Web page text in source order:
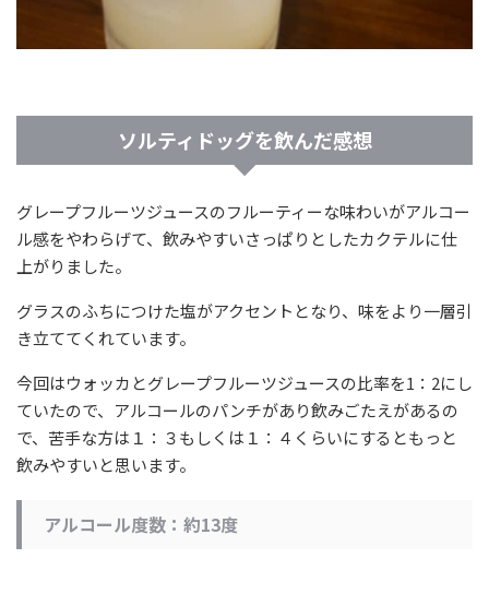
ソルティドッグを飲んだ感想
グレープフルーツジュースのフルーティーな味わいがアルコー
ル感をやわらげて、飲みやすいさっぱりとしたカクテルに仕
上がりました。
グラスのふちにつけた塩がアクセントとなり、味をより一層引
き立ててくれています。
今回はウォッカとグレープフルーツジュースの比率を1：2にし
ていたので、アルコールのパンチがあり飲みごたえがあるの
で、苦手な方は１：３もしくは１：４くらいにするともっと
飲みやすいと思います。
アルコール度数：約13度